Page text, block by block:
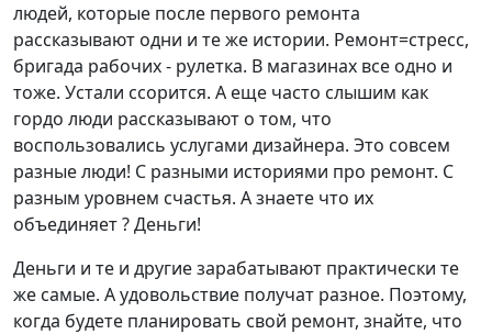
людей, которые после первого ремонта
рассказывают одни и те же истории. Ремонт=стресс,
бригада рабочих - рулетка. В магазинах все одно и
тоже. Устали ссорится. А еще часто слышим как
гордо люди рассказывают о том, что
воспользовались услугами дизайнера. Это совсем
разные люди! С разными историями про ремонт. С
разным уровнем счастья. А знаете что их
объединяет ? Деньги!
Деньги и те и другие зарабатывают практически те
же самые. А удовольствие получат разное. Поэтому,
когда будете планировать свой ремонт, знайте, что